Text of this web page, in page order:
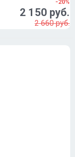
-20%
2 150 руб.
2 660 руб.